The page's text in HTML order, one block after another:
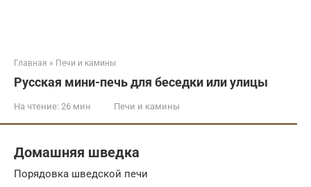
Главная » Печи и камины
Русская мини-печь для беседки или улицы
На чтение: 26 мин Печи и камины
Домашняя шведка
Порядовка шведской печи